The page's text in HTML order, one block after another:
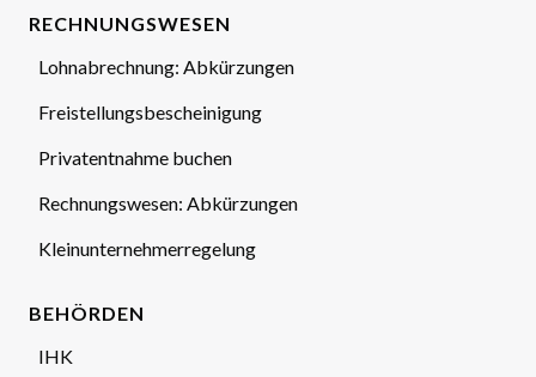
RECHNUNGSWESEN
Lohnabrechnung: Abkürzungen
Freistellungsbescheinigung
Privatentnahme buchen
Rechnungswesen: Abkürzungen
Kleinunternehmerregelung
BEHÖRDEN
IHK